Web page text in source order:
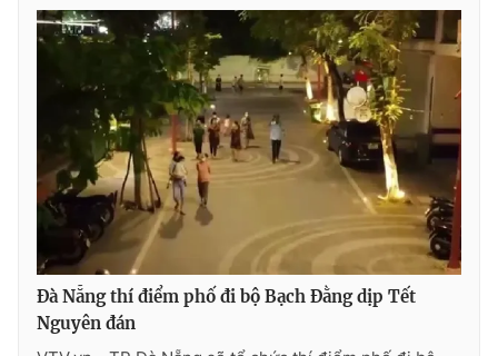
Đà Nẵng thí điểm phố đi bộ Bạch Đằng dịp Tết
Nguyên đán